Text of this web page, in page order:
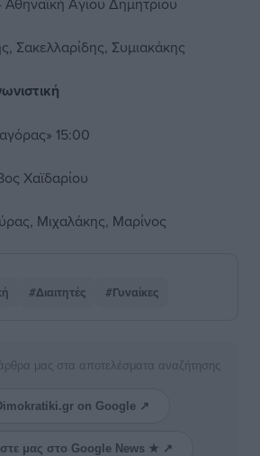
Σακελλαρίδης, Συμιακάκης
15:00
Χαϊδαρίου
Μιχαλάκης, Μαρίνος
#Διαιτητές #Γυναίκες
μας στα αποτελέσματα αναζήτησης
on Google ↗
μας στο Google News ★ ↗